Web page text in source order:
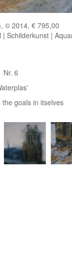
© 2014, € 795,00
| Schilderkunst |
Nr. 6
goals in itselves